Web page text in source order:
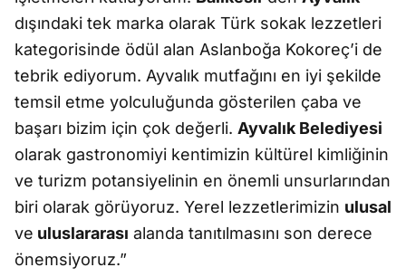
dışındaki tek marka olarak Türk sokak lezzetleri
kategorisinde ödül alan Aslanboğa Kokoreç’i de
tebrik ediyorum. Ayvalık mutfağını en iyi şekilde
temsil etme yolculuğunda gösterilen çaba ve
başarı bizim için çok değerli. Ayvalık Belediyesi
olarak gastronomiyi kentimizin kültürel kimliğinin
ve turizm potansiyelinin en önemli unsurlarından
biri olarak görüyoruz. Yerel lezzetlerimizin ulusal
ve uluslararası alanda tanıtılmasını son derece
önemsiyoruz.”